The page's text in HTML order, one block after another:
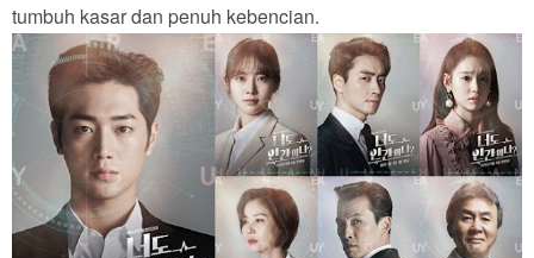
tumbuh kasar dan penuh kebencian.